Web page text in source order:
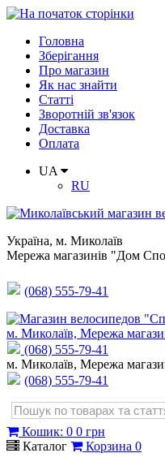
Головна
Зберігання
Про магазин
Як нас знайти
Статті
Зворотній зв'язок
Доставка
Оплата
UA
RU
Україна, м. Миколаїв
Мережа магазинів "Дом
(068) 555-79-41
м. Миколаїв, Мережа
(068) 555-79-41
м. Миколаїв, Мережа
(068) 555-79-41
Кошик: 0 0 грн
Каталог
Корзина 0